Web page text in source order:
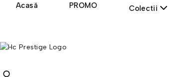
Acasă PROMO Colectii